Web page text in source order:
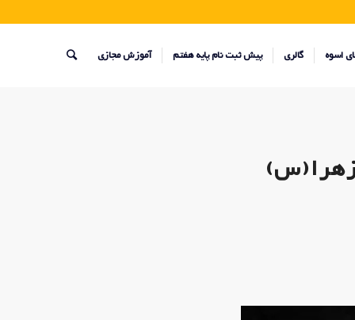
اسوه گالری پیش ثبت نام پایه هفتم آموزش مجازی